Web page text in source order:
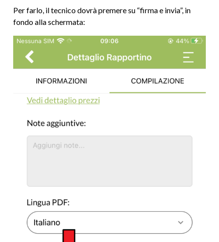
Per farlo, il tecnico dovrà premere su “firma e invia”, in
fondo alla schermata: